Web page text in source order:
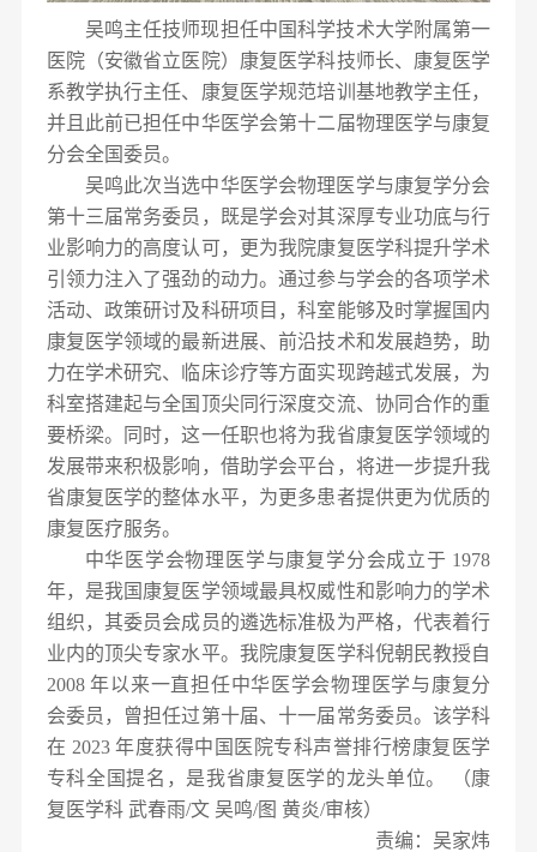
吴鸣主任技师现担任中国科学技术大学附属第一
医院（安徽省立医院）康复医学科技师长、康复医学
系教学执行主任、康复医学规范培训基地教学主任，
并且此前已担任中华医学会第十二届物理医学与康复
分会全国委员。
吴鸣此次当选中华医学会物理医学与康复学分会
第十三届常务委员，既是学会对其深厚专业功底与行
业影响力的高度认可，更为我院康复医学科提升学术
引领力注入了强劲的动力。通过参与学会的各项学术
活动、政策研讨及科研项目，科室能够及时掌握国内
康复医学领域的最新进展、前沿技术和发展趋势，助
力在学术研究、临床诊疗等方面实现跨越式发展，为
科室搭建起与全国顶尖同行深度交流、协同合作的重
要桥梁。同时，这一任职也将为我省康复医学领域的
发展带来积极影响，借助学会平台，将进一步提升我
省康复医学的整体水平，为更多患者提供更为优质的
康复医疗服务。
中华医学会物理医学与康复学分会成立于 1978
年，是我国康复医学领域最具权威性和影响力的学术
组织，其委员会成员的遴选标准极为严格，代表着行
业内的顶尖专家水平。我院康复医学科倪朝民教授自
2008 年以来一直担任中华医学会物理医学与康复分
会委员，曾担任过第十届、十一届常务委员。该学科
在 2023 年度获得中国医院专科声誉排行榜康复医学
专科全国提名，是我省康复医学的龙头单位。 （康
复医学科 武春雨/文 吴鸣/图 黄炎/审核）
责编：吴家炜